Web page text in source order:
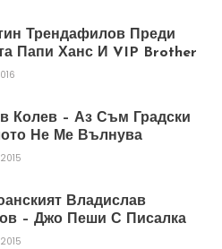
Трендафилов Преди
Папи Ханс И VIP Brother
Колев – Аз Съм Градски
Не Ме Вълнува
Владислав
– Джо Пеши С Писалка